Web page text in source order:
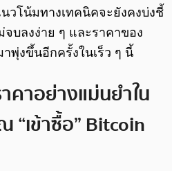
วโน้มทางเทคนิคจะยังคงบ่งชี้
บลงง่าย ๆ และราคาของ
พุ่งขึ้นอีกครั้งในเร็ว ๆ นี้
คาอย่างแม่นยำใน
เข้าซื้อ” Bitcoin